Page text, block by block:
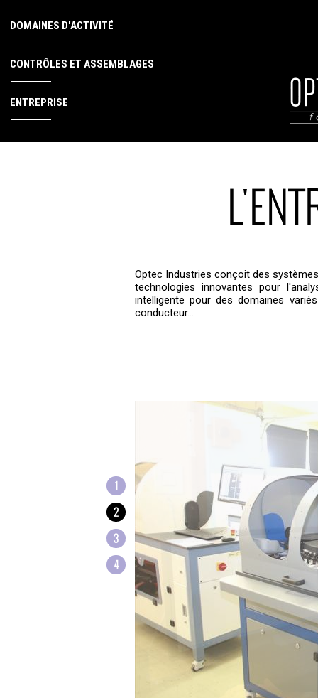
DOMAINES D'ACTIVITÉ
CONTRÔLES ET ASSEMBLAGES
ENTREPRISE
Optec Industries conçoit des
technologies innovantes pour
intelligente pour des domaines
conducteur…
1
2
3
4